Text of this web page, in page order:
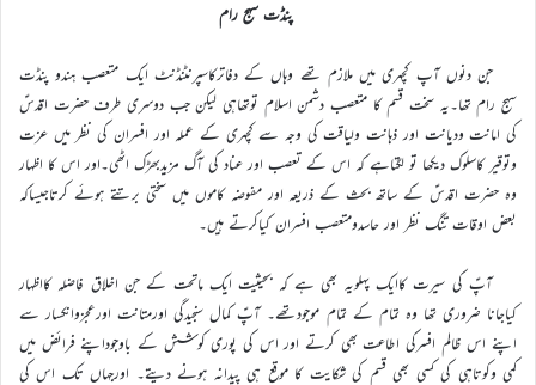
پنڈت سہج رام
جن دنوں آپ کچہری میں ملازم تھے وہاں کے دفاترکاسپرنٹنڈنٹ ایک متعصب ہندو پنڈت
سہج رام تھا۔یہ سخت قسم کا متعصب دشمن اسلام توتھاہی لیکن جب دوسری طرف حضرت اقدسؑ
کی امانت ودیانت اور ذہانت ولیاقت کی وجہ سے کچہری کے عملہ اور افسران کی نظر میں عزت
وتوقیر کاسلوک دیکھا تو لگتاہے کہ اس کے تعصب اور عناد کی آگ مزیدبھڑک اٹھی۔اور اس کا اظہار
وہ حضرت اقدسؑ کے ساتھ بحث کے ذریعہ اور مفوضہ کاموں میں سختی برتتے ہوئے کرتاجیساکہ
بعض اوقات تنگ نظر اور حاسدومتعصب افسران کیاکرتے ہیں۔
آپؑ کی سیرت کاایک پہلویہ بھی ہے کہ بحیثیت ایک ماتحت کے جن اخلاق فاضلہ کااظہار
کیاجانا ضروری تھا وہ تمام کے تمام موجودتھے۔ آپؑ کمال سنجیدگی اورمتانت اورعجزوانکسار سے
اپنے اس ظالم افسرکی اطاعت بھی کرتے اور اس کی پوری کوشش کے باوجوداپنے فرائض میں
کمی وکوتاہی کی کسی بھی قسم کی شکایت کا موقع ہی پیدانہ ہونے دیتے۔ اورجہاں تک اس کی